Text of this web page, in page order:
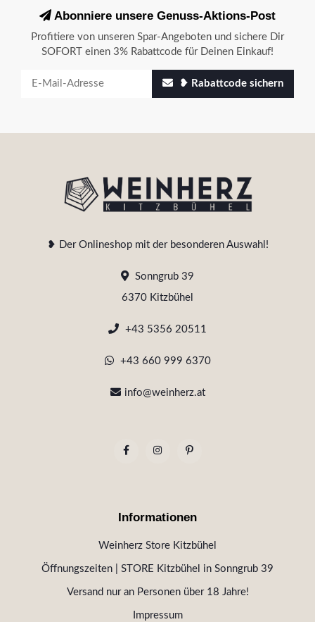
Abonniere unsere Genuss-Aktions-Post
Profitiere von unseren Spar-Angeboten und sichere Dir
SOFORT einen 3% Rabattcode für Deinen Einkauf!
❥ Rabattcode sichern
❥ Der Onlineshop mit der besonderen Auswahl!
Sonngrub 39
6370 Kitzbühel
+43 5356 20511
+43 660 999 6370
info@weinherz.at
Informationen
Weinherz Store Kitzbühel
Öffnungszeiten | STORE Kitzbühel in Sonngrub 39
Versand nur an Personen über 18 Jahre!
Impressum